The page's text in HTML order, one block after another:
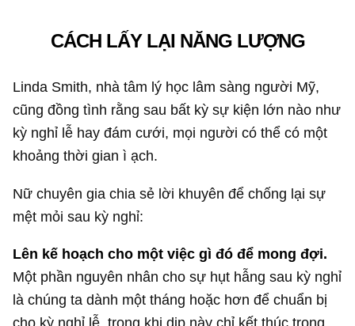
CÁCH LẤY LẠI NĂNG LƯỢNG
Linda Smith, nhà tâm lý học lâm sàng người Mỹ,
cũng đồng tình rằng sau bất kỳ sự kiện lớn nào như
kỳ nghỉ lễ hay đám cưới, mọi người có thể có một
khoảng thời gian ì ạch.
Nữ chuyên gia chia sẻ lời khuyên để chống lại sự
mệt mỏi sau kỳ nghỉ:
Lên kế hoạch cho một việc gì đó để mong đợi.
Một phần nguyên nhân cho sự hụt hẫng sau kỳ nghỉ
là chúng ta dành một tháng hoặc hơn để chuẩn bị
cho kỳ nghỉ lễ, trong khi dịp này chỉ kết thúc trong